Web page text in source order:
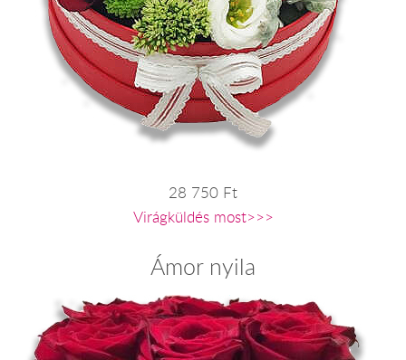
28 750 Ft
Virágküldés most>>>
Ámor nyila